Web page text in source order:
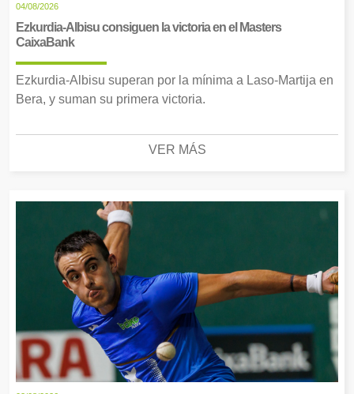
04/08/2026
Ezkurdia-Albisu consiguen la victoria en el Masters
CaixaBank
Ezkurdia-Albisu superan por la mínima a Laso-Martija en
Bera, y suman su primera victoria.
VER MÁS